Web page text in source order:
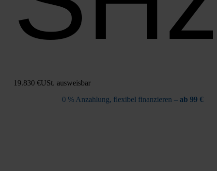
19.830 €USt. aus­weis­bar
0 % Anzah­lung, fle­xi­bel finan­zie­ren – ab 99 €